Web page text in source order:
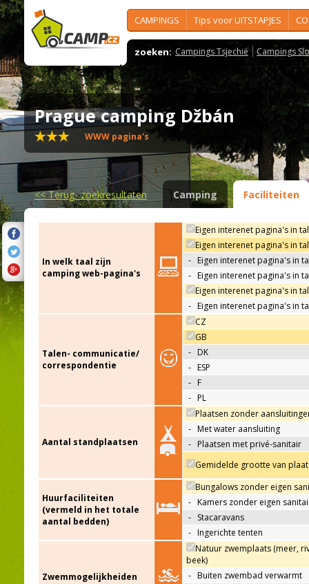
CAMPINGS Tips voor UITSTAPJES
zoeken: Campings Tsjechië Campings
Prague camping Džbán
WWW pagina's
<<Terug- zoekresultaten Camping Faciliteiten
In welk taal zijn
camping web-pagina's
Eigen interenet pagina's in
Eigen interenet pagina's in
- Eigen interenet pagina's in
- Eigen interenet pagina's in
Eigen interenet pagina's in
- Eigen interenet pagina's in
Talen- communicatie/
correspondentie
CZ
GB
- DK
- ESP
- F
- PL
Aantal standplaatsen
Plaatsen zonder
- Met water aansluiting
- Plaatsen met privé-sanitair
Gemidelde grootte van
Huurfaciliteiten
(vermeld in het totale
aantal bedden)
Bungalows zonder eigen
- Kamers zonder eigen
- Stacaravans
- Ingerichte tenten
Zwemmogelijkheiden
Natuur zwemplaats (meer,
beek)
- Buiten zwembad verwarmt